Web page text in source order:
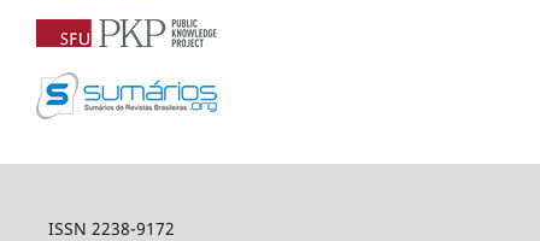
ISSN 2238-9172